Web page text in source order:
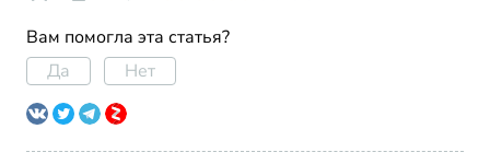
Вам помогла эта статья?
Да
Нет